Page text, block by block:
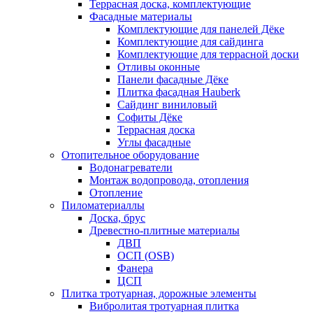
Террасная доска, комплектующие
Фасадные материалы
Комплектующие для панелей Дёке
Комплектующие для сайдинга
Комплектующие для террасной доски
Отливы оконные
Панели фасадные Дёке
Плитка фасадная Hauberk
Сайдинг виниловый
Софиты Дёке
Террасная доска
Углы фасадные
Отопительное оборудование
Водонагреватели
Монтаж водопровода, отопления
Отопление
Пиломатериаллы
Доска, брус
Древестно-плитные материалы
ДВП
ОСП (OSB)
Фанера
ЦСП
Плитка тротуарная, дорожные элементы
Вибролитая тротуарная плитка